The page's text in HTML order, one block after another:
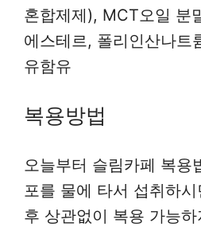
혼합제제), MCT오일 분
에스테르, 폴리인산나트
유함유
복용방법
오늘부터 슬림카페 복용
포를 물에 타서 섭취하
후 상관없이 복용 가능